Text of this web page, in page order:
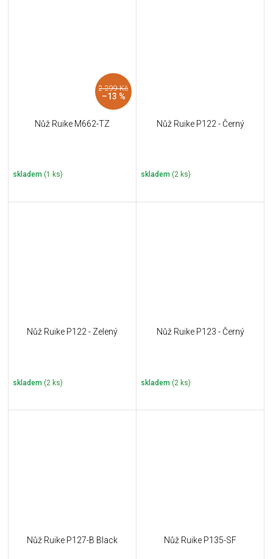
2 299 Kč
–13 %
Nůž Ruike M662-TZ
skladem (1 ks)
Nůž Ruike P122 - Černý
skladem (2 ks)
Nůž Ruike P122 - Zelený
skladem (2 ks)
Nůž Ruike P123 - Černý
skladem (2 ks)
Nůž Ruike P127-B Black Nůž Ruike P135-SF